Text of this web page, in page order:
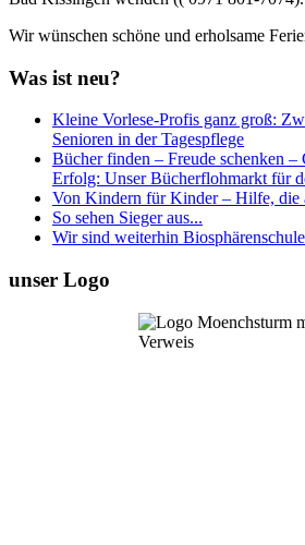
Wir wünschen schöne und erholsame
Was ist neu?
Kleine Vorlese-Profis ganz groß:
Senioren in der Tagespflege
Bücher finden – Freude schenken
Erfolg: Unser Bücherflohmarkt für
Von Kindern für Kinder – Hilfe, die
So sehen Sieger aus...
Wir sind weiterhin Biosphärenschule
unser Logo